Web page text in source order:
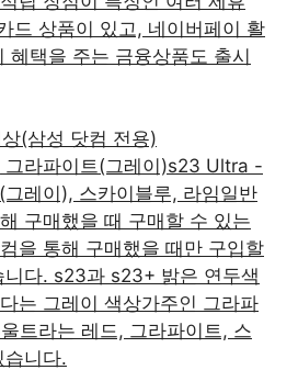
드 상품이 있고, 네이버페이 활
혜택을 주는 금융상품도 출시
(삼성 닷컴 전용)
라파이트(그레이)s23 Ultra -
레이), 스카이블루, 라임일반
구매했을 때 구매할 수 있는
을 통해 구매했을 때만 구입할
니다. s23과 s23+ 밝은 연두색
는 그레이 색상가주인 그라파
트라는 레드, 그라파이트, 스
습니다.